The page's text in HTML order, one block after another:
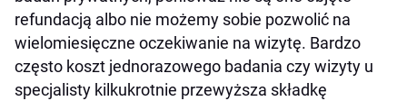
refundacją albo nie możemy sobie pozwolić na
wielomiesięczne oczekiwanie na wizytę. Bardzo
często koszt jednorazowego badania czy wizyty u
specjalisty kilkukrotnie przewyższa składkę